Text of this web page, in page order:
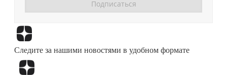
Следите за нашими новостями в удобном формате